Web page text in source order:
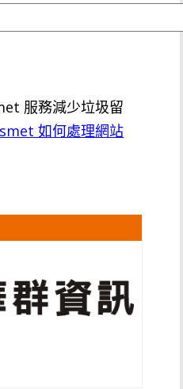
服務減少垃圾留
如何處理網站